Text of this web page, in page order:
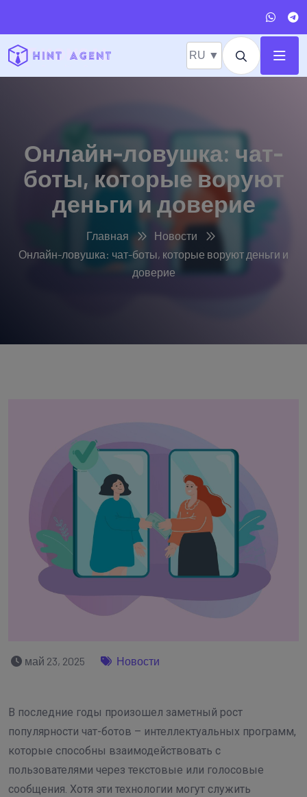
RU ▼
Онлайн-ловушка: чат-
боты, которые воруют
деньги и доверие
Главная
Новости
Онлайн-ловушка: чат-боты, которые воруют деньги и
доверие
май 23, 2025 Новости
В последние годы произошел заметный рост
популярности чат-ботов – интеллектуальных программ,
которые способны взаимодействовать с
пользователями через текстовые или голосовые
сообщения. Хотя эти технологии могут служить